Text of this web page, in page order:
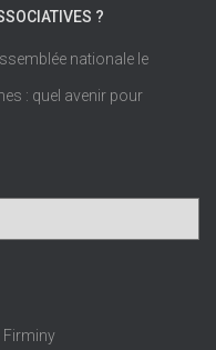
?
nationale le
: quel avenir pour
Firminy